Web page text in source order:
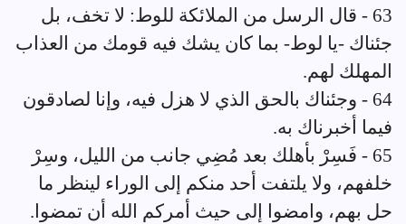
63 - قال الرسل من الملائكة للوط: لا تخف، بل
جئناك -يا لوط- بما كان يشك فيه قومك من العذاب
المهلك لهم.
64 - وجئناك بالحق الذي لا هزل فيه، وإنا لصادقون
فيما أخبرناك به.
65 - فَسِرْ بأهلك بعد مُضِي جانب من الليل، وسِرْ
خلفهم، ولا يلتفت أحد منكم إلى الوراء لينظر ما
حل بهم، وامضوا إلى حيث أمركم الله أن تمضوا.